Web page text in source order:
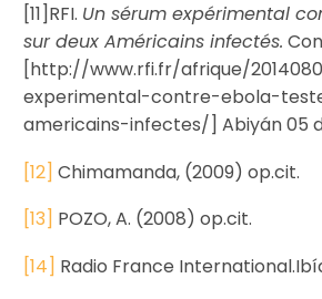
[11]RFI. Un sérum expérimental
sur deux Américains infectés.
[http://www.rfi.fr/afrique/
experimental-contre-ebola-
americains-infectes/] Abiyán 05
[12] Chimamanda, (2009) op.cit.
[13] POZO, A. (2008) op.cit.
[14] Radio France